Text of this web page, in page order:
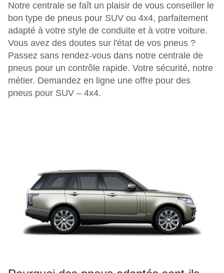
Notre centrale se faît un plaisir de vous conseiller le
bon type de pneus pour SUV ou 4x4, parfaitement
adapté à votre style de conduite et à votre voiture.
Vous avez des doutes sur l'état de vos pneus ?
Passez sans rendez-vous dans notre centrale de
pneus pour un contrôle rapide. Votre sécurité, notre
métier. Demandez en ligne une offre pour des
pneus pour SUV – 4x4.